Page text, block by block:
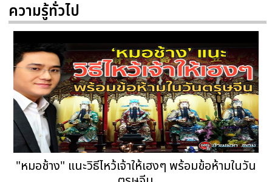
ความรู้ทั่วไป
"หมอช้าง" แนะวิธีไหว้เจ้าให้เฮงๆ พร้อมข้อห้ามในวัน